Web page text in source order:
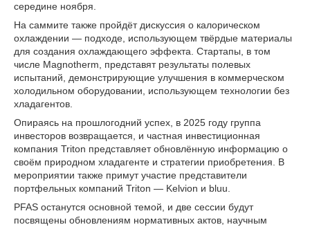
середине ноября.
На саммите также пройдёт дискуссия о калорическом
охлаждении — подходе, использующем твёрдые материалы
для создания охлаждающего эффекта. Стартапы, в том
числе Magnotherm, представят результаты полевых
испытаний, демонстрирующие улучшения в коммерческом
холодильном оборудовании, использующем технологии без
хладагентов.
Опираясь на прошлогодний успех, в 2025 году группа
инвесторов возвращается, и частная инвестиционная
компания Triton представляет обновлённую информацию о
своём природном хладагенте и стратегии приобретения. В
мероприятии также примут участие представители
портфельных компаний Triton — Kelvion и bluu.
PFAS останутся основной темой, и две сессии будут
посвящены обновлениям нормативных актов, научным